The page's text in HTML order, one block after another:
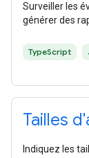
Surveiller les
générer des
TypeScript
Tailles
Indiquez les